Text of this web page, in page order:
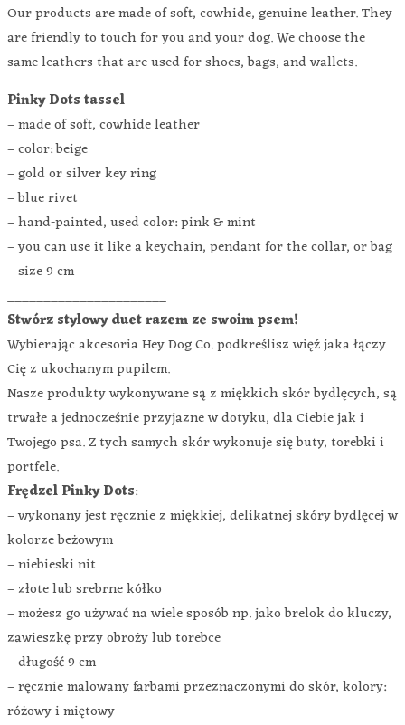
Our products are made of soft, cowhide, genuine leather. They
are friendly to touch for you and your dog. We choose the
same leathers that are used for shoes, bags, and wallets.
Pinky Dots tassel
– made of soft, cowhide leather
– color: beige
– gold or silver key ring
– blue rivet
– hand-painted, used color: pink & mint
– you can use it like a keychain, pendant for the collar, or bag
– size 9 cm
______________________
Stwórz stylowy duet razem ze swoim psem!
Wybierając akcesoria Hey Dog Co. podkreślisz więź jaka łączy
Cię z ukochanym pupilem.
Nasze produkty wykonywane są z miękkich skór bydlęcych, są
trwałe a jednocześnie przyjazne w dotyku, dla Ciebie jak i
Twojego psa. Z tych samych skór wykonuje się buty, torebki i
portfele.
Frędzel Pinky Dots:
– wykonany jest ręcznie z miękkiej, delikatnej skóry bydlęcej w
kolorze beżowym
– niebieski nit
– złote lub srebrne kółko
– możesz go używać na wiele sposób np. jako brelok do kluczy,
zawieszkę przy obroży lub torebce
– długość 9 cm
– ręcznie malowany farbami przeznaczonymi do skór, kolory:
różowy i miętowy